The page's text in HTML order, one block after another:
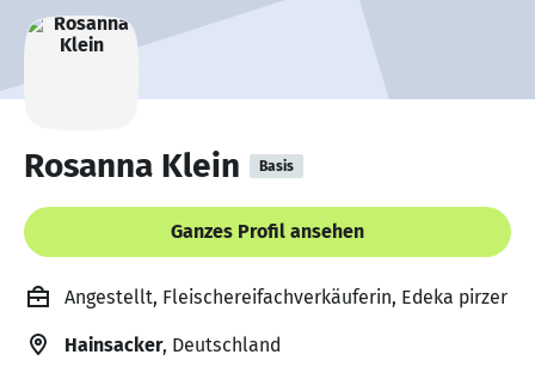
Rosanna Klein Basis
Ganzes Profil ansehen
Angestellt, Fleischereifachverkäuferin, Edeka pirzer
Hainsacker, Deutschland